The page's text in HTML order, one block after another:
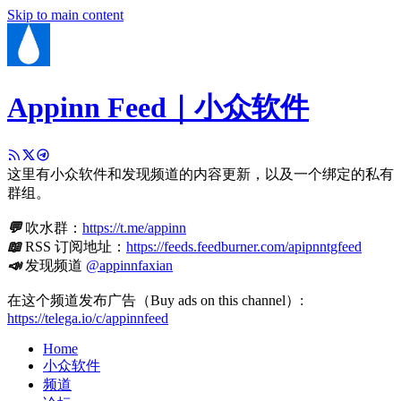
Skip to main content
Appinn Feed｜小众软件
这里有小众软件和发现频道的内容更新，以及一个绑定的私有
群组。
💬吹水群： https://t.me/appinn
📖RSS 订阅地址： https://feeds.feedburner.com/apipnntgfeed
📣发现频道 @appinnfaxian
在这个频道发布广告（Buy ads on this channel）:
https://telega.io/c/appinnfeed
Home
小众软件
频道